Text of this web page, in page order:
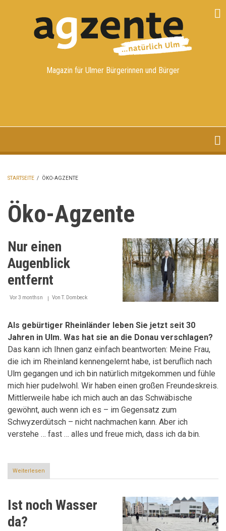
Magazin für Ulmer Bürgerinnen und Bürger
STARTSEITE / ÖKO-AGZENTE
Öko-Agzente
Nur einen
Augenblick
entfernt
Vor 3 monthsn VonT. Dombeck
Als gebürtiger Rheinländer leben Sie jetzt seit 30
Jahren in Ulm. Was hat sie an die Donau verschlagen?
Das kann ich Ihnen ganz einfach beantworten: Meine Frau,
die ich im Rheinland kennengelernt habe, ist beruflich nach
Ulm gegangen und ich bin natürlich mitgekommen und fühle
mich hier pudelwohl. Wir haben einen großen Freundeskreis.
Mittlerweile habe ich mich auch an das Schwäbische
gewöhnt, auch wenn ich es – im Gegensatz zum
Schwyzerdütsch – nicht nachmachen kann. Aber ich
verstehe … fast … alles und freue mich, dass ich da bin.
Weiterlesen
Nur
entfernt
Ist noch Wasser
da?